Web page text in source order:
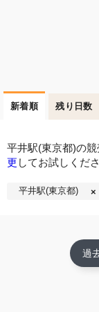
新着順 残り日数
平井駅(東京都)の競
更 してお試しくださ
平井駅(東京都)
過